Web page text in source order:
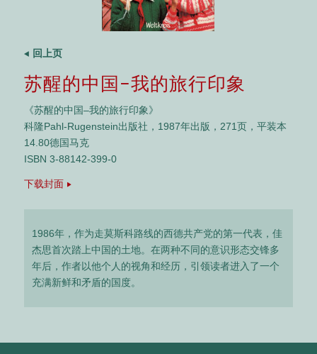
回上页
苏醒的中国–我的旅行印象
《苏醒的中国–我的旅行印象》
科隆Pahl-Rugenstein出版社，1987年出版，271页，平装本
14.80德国马克
ISBN 3-88142-399-0
下载封面
1986年，作为走莫斯科路线的西德共产党的第一代表，佳
杰思首次踏上中国的土地。在两种不同的意识形态交锋多
年后，作者以他个人的视角和经历，引领读者进入了一个
充满新鲜和矛盾的国度。